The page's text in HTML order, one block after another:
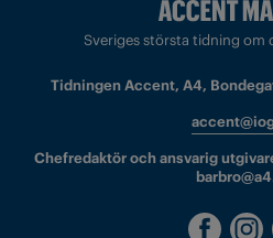
Sveriges största tidning om
Tidningen Accent, A4,
Chefredaktör och ansvarig